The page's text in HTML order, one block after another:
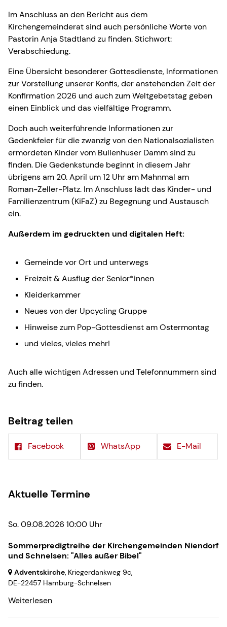
Im Anschluss an den Bericht aus dem
Kirchengemeinderat sind auch persönliche Worte von
Pastorin Anja Stadtland zu finden. Stichwort:
Verabschiedung.
Eine Übersicht besonderer Gottesdienste, Informationen
zur Vorstellung unserer Konfis, der anstehenden Zeit der
Konfirmation 2026 und auch zum Weltgebetstag geben
einen Einblick und das vielfältige Programm.
Doch auch weiterführende Informationen zur
Gedenkfeier für die zwanzig von den Nationalsozialisten
ermordeten Kinder vom Bullenhuser Damm sind zu
finden. Die Gedenkstunde beginnt in diesem Jahr
übrigens am 20. April um 12 Uhr am Mahnmal am
Roman-Zeller-Platz. Im Anschluss lädt das Kinder- und
Familienzentrum (KiFaZ) zu Begegnung und Austausch
ein.
Außerdem im gedruckten und digitalen Heft:
Gemeinde vor Ort und unterwegs
Freizeit & Ausflug der Senior*innen
Kleiderkammer
Neues von der Upcycling Gruppe
Hinweise zum Pop-Gottesdienst am Ostermontag
und vieles, vieles mehr!
Auch alle wichtigen Adressen und Telefonnummern sind
zu finden.
Beitrag teilen
Facebook WhatsApp E-Mail
Aktuelle Termine
So. 09.08.2026 10:00 Uhr
Sommerpredigtreihe der Kirchengemeinden Niendorf
und Schnelsen: "Alles außer Bibel"
Adventskirche, Kriegerdankweg 9c,
DE-22457 Hamburg-Schnelsen
Weiterlesen